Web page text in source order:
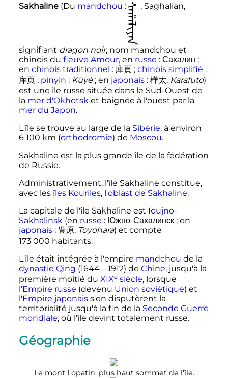
Sakhaline(Du mandchou :ᠰᠠᡥᠠᠯᡳᠶᠠᠨ, Saghalian,
signifiant dragon noir, nom mandchou et
chinois du fleuve Amour, en russe : Сахалин ;
en chinois traditionnel : 庫頁 ; chinois simplifié :
库页 ; pinyin : Kùyè ; en japonais: 樺太, Karafuto)
est une île russe située dans le Sud-Ouest de
la mer d'Okhotsk et baignée à l'ouest par la
mer du Japon.
L'île se trouve au large de la Sibérie, à environ
6 100 km (orthodromie) de Moscou.
Sakhaline est la plus grande île de la fédération
de Russie.
Administrativement, l'île Sakhaline constitue,
avec les îles Kouriles, l'oblast de Sakhaline.
La capitale de l'île Sakhaline est Ioujno-
Sakhalinsk (en russe : Южно-Сахалинск ; en
japonais: 豊原, Toyohara) et compte
173 000 habitants.
L'île était intégrée à l'empire mandchou de la
dynastie Qing (1644 – 1912) de Chine, jusqu'à la
première moitié du XIXesiècle, lorsque
l'Empire russe (devenu Union soviétique) et
l'Empire japonaiss'en disputèrent la
territorialité jusqu'à la fin de la Seconde Guerre
mondiale, où l'île devint totalement russe.
Géographie
Le mont Lopatin, plus haut sommet de l'île.